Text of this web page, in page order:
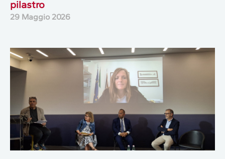
pilastro
29 Maggio 2026